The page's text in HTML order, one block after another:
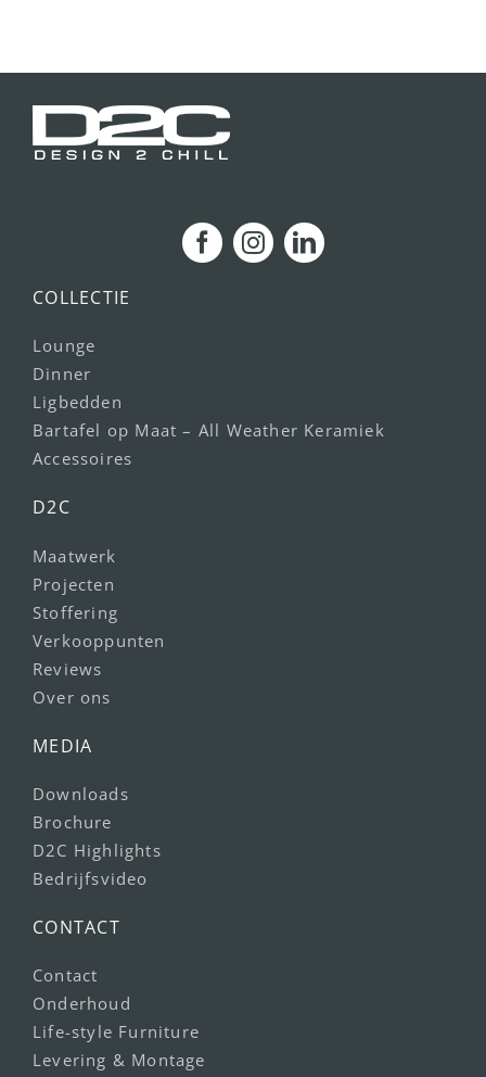
COLLECTIE
Lounge
Dinner
Ligbedden
Bartafel op Maat – All Weather Keramiek
Accessoires
D2C
Maatwerk
Projecten
Stoffering
Verkooppunten
Reviews
Over ons
MEDIA
Downloads
Brochure
D2C Highlights
Bedrijfsvideo
CONTACT
Contact
Onderhoud
Life-style Furniture
Levering & Montage